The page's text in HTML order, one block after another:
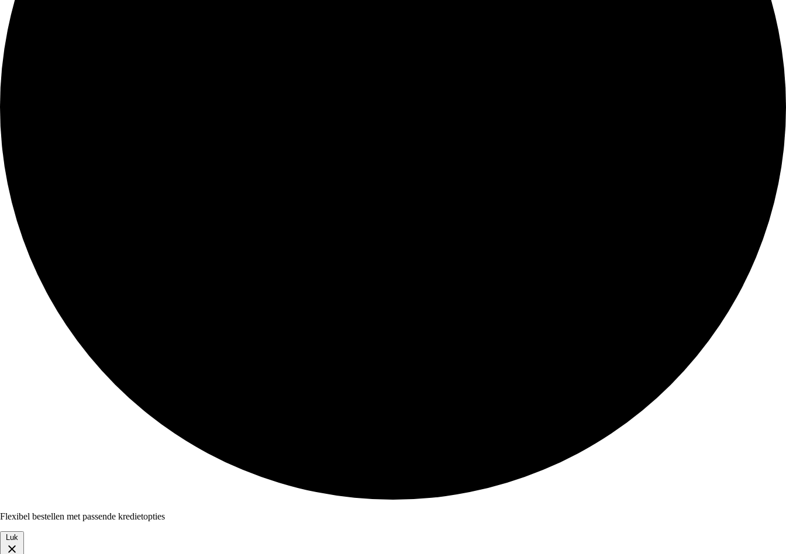
Flexibel bestellen met passende kredietopties
Luk